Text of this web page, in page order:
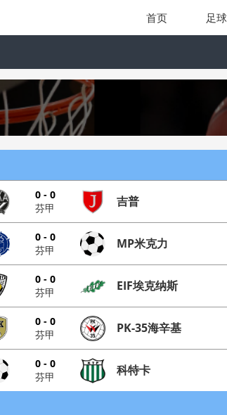
首页 足
0 - 0
芬甲
吉普
0 - 0
芬甲
MP米克力
0 - 0
芬甲
EIF埃克纳斯
0 - 0
芬甲
PK-35海辛基
0 - 0
芬甲
科特卡